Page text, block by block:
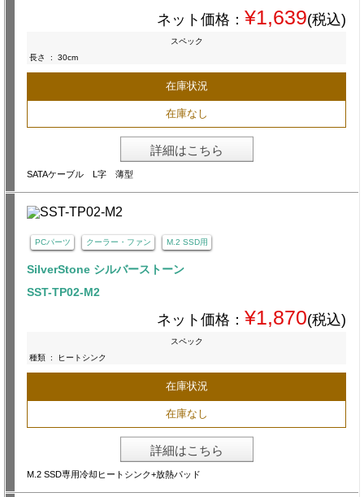
ネット価格： ¥1,639(税込)
スペック
長さ
: 30cm
在庫状況
在庫なし
詳細はこちら
SATAケーブル L字 薄型
PCパーツ クーラー・ファン M.2 SSD用
SilverStone シルバーストーン
SST-TP02-M2
ネット価格： ¥1,870(税込)
スペック
種類 : ヒートシンク
在庫状況
在庫なし
詳細はこちら
M.2 SSD専用冷却ヒートシンク+放熱パッド